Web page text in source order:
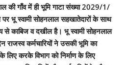
की गाँव में ही भूमि गाटा संख्या 2029/1/
भू स्वामी सोहनलाल सहखातेदारों के साथ
काबिज व दखील है। भू स्वामी सोहनलाल
कर्मचारियों ने उसकी भूमि का
लिए करके विभाग को निर्माण के लिए